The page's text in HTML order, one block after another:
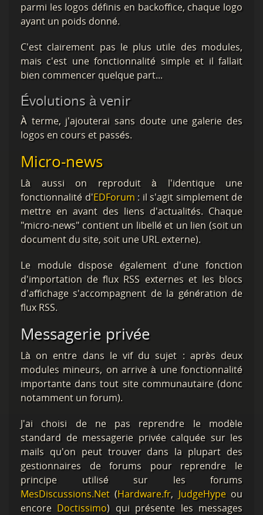
parmi les logos définis en backoffice, chaque logo
ayant un poids donné.
C'est clairement pas le plus utile des modules,
mais c'est une fonctionnalité simple et il fallait
bien commencer quelque part...
Évolutions à venir
À terme, j'ajouterai sans doute une galerie des
logos en cours et passés.
Micro-news
Là aussi on reproduit à l'identique une
fonctionnalité d'EDForum : il s'agit simplement de
mettre en avant des liens d'actualités. Chaque
"micro-news" contient un libellé et un lien (soit un
document du site, soit une URL externe).
Le module dispose également d'une fonction
d'importation de flux RSS externes et les blocs
d'affichage s'accompagnent de la génération de
flux RSS.
Messagerie privée
Là on entre dans le vif du sujet : après deux
modules mineurs, on arrive à une fonctionnalité
importante dans tout site communautaire (donc
notamment un forum).
J'ai choisi de ne pas reprendre le modèle
standard de messagerie privée calquée sur les
mails qu'on peut trouver dans la plupart des
gestionnaires de forums pour reprendre le
principe utilisé sur les forums
MesDiscussions.Net (Hardware.fr, JudgeHypeou
encore Doctissimo) qui présente les messages